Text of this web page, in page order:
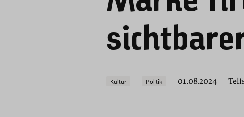
Kultur Politik 01.08.2024